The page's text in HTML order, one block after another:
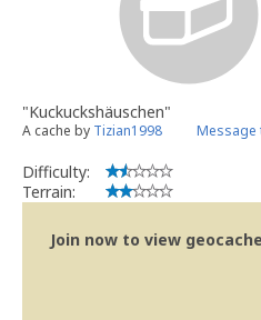
"Kuckuckshäuschen"
A cache by Tizian1998 Message
Difficulty:
Terrain:
Join now to view